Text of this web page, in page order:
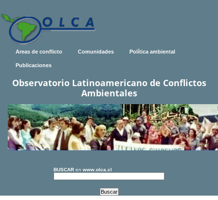
Areas de conflicto Comunidades Política ambiental
Publicaciones
Observatorio Latinoamericano de Conflictos
Ambientales
BUSCAR en www.olca.cl